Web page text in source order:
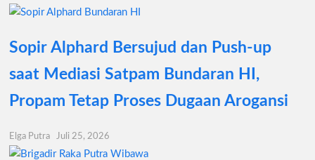
Sopir Alphard Bersujud dan Push-up
saat Mediasi Satpam Bundaran HI,
Propam Tetap Proses Dugaan Arogansi
Elga Putra Juli 25, 2026